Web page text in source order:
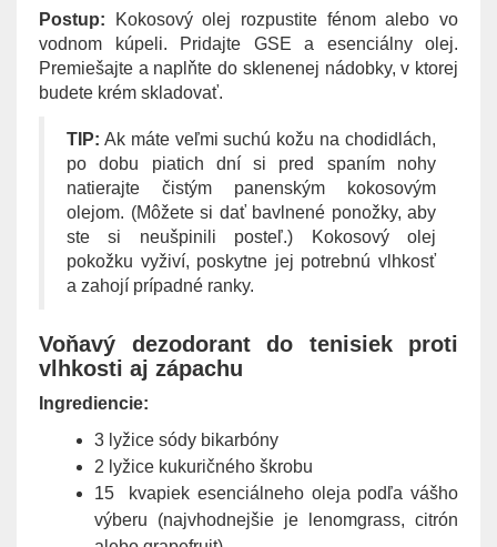
Postup:
Kokosový olej rozpustite fénom alebo vo
vodnom kúpeli. Pridajte GSE a esenciálny olej.
Premiešajte a naplňte do sklenenej nádobky, v ktorej
budete krém skladovať.
TIP: Ak máte veľmi suchú kožu na chodidlách,
po dobu piatich dní si pred spaním nohy
natierajte čistým panenským kokosovým
olejom. (Môžete si dať bavlnené ponožky, aby
ste si neušpinili posteľ.) Kokosový olej
pokožku vyživí, poskytne jej potrebnú vlhkosť
a zahojí prípadné ranky.
Voňavý dezodorant do tenisiek proti
vlhkosti aj zápachu
Ingrediencie:
3 lyžice sódy bikarbóny
2 lyžice kukuričného škrobu
15 kvapiek esenciálneho oleja podľa vášho
výberu (najvhodnejšie je lenomgrass, citrón